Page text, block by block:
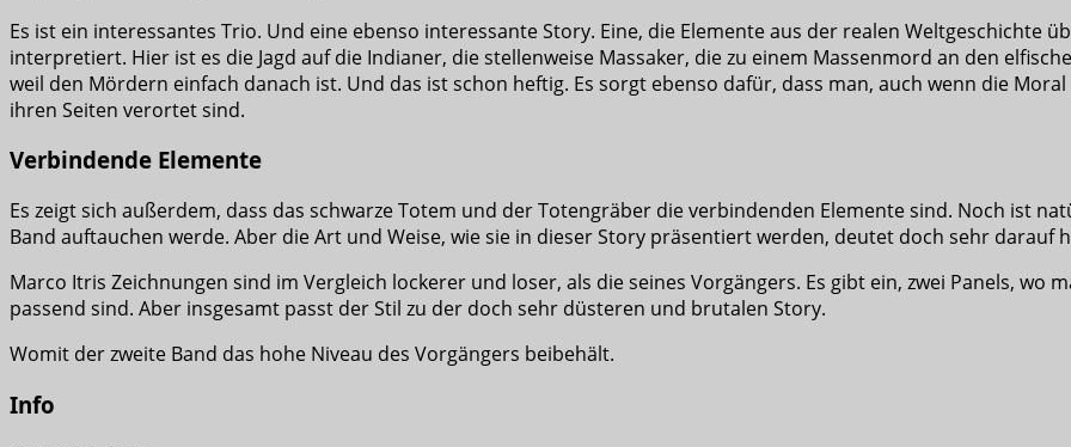
Es ist ein interessantes Trio. Und eine ebenso interessante Story. Eine, die Elemente aus der realen Weltgeschichte
interpretiert. Hier ist es die Jagd auf die Indianer, die stellenweise Massaker, die zu einem Massenmord an den
weil den Mördern einfach danach ist. Und das ist schon heftig. Es sorgt ebenso dafür, dass man, auch wenn die
ihren Seiten verortet sind.
Verbindende Elemente
Es zeigt sich außerdem, dass das schwarze Totem und der Totengräber die verbindenden Elemente sind. Noch ist
Band auftauchen werde. Aber die Art und Weise, wie sie in dieser Story präsentiert werden, deutet doch sehr darauf
Marco Itris Zeichnungen sind im Vergleich lockerer und loser, als die seines Vorgängers. Es gibt ein, zwei Panels, wo
passend sind. Aber insgesamt passt der Stil zu der doch sehr düsteren und brutalen Story.
Womit der zweite Band das hohe Niveau des Vorgängers beibehält.
Info